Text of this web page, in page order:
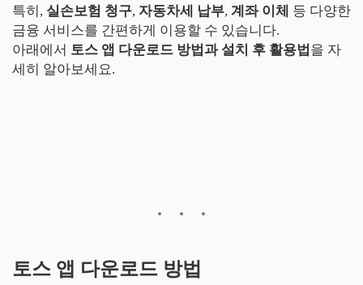
특히, 실손보험 청구, 자동차세 납부, 계좌 이체 등 다양한
금융 서비스를 간편하게 이용할 수 있습니다.
아래에서 토스 앱 다운로드 방법과 설치 후 활용법 을 자
세히 알아보세요.
토스 앱 다운로드 방법